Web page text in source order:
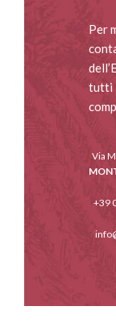
Per
tutti
Via
+39